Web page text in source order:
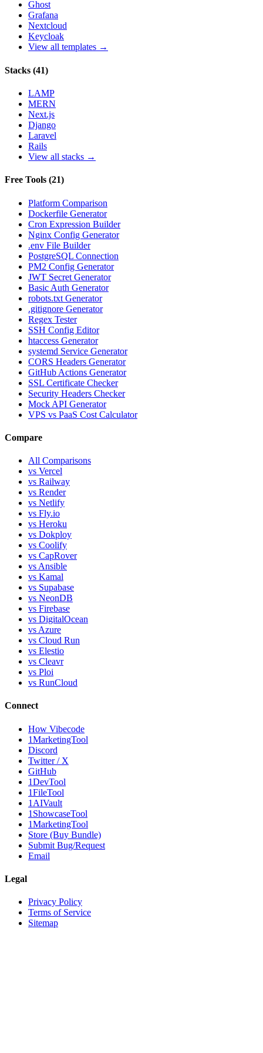
Ghost
Grafana
Nextcloud
Keycloak
View all templates →
Stacks (41)
LAMP
MERN
Next.js
Django
Laravel
Rails
View all stacks →
Free Tools (21)
Platform Comparison
Dockerfile Generator
Cron Expression Builder
Nginx Config Generator
.env File Builder
PostgreSQL Connection
PM2 Config Generator
JWT Secret Generator
Basic Auth Generator
robots.txt Generator
.gitignore Generator
Regex Tester
SSH Config Editor
htaccess Generator
systemd Service Generator
CORS Headers Generator
GitHub Actions Generator
SSL Certificate Checker
Security Headers Checker
Mock API Generator
VPS vs PaaS Cost Calculator
Compare
All Comparisons
vs Vercel
vs Railway
vs Render
vs Netlify
vs Fly.io
vs Heroku
vs Dokploy
vs Coolify
vs CapRover
vs Ansible
vs Kamal
vs Supabase
vs NeonDB
vs Firebase
vs DigitalOcean
vs Azure
vs Cloud Run
vs Elestio
vs Cleavr
vs Ploi
vs RunCloud
Connect
How Vibecode
1MarketingTool
Discord
Twitter / X
GitHub
1DevTool
1FileTool
1AIVault
1ShowcaseTool
1MarketingTool
Store (Buy Bundle)
Submit Bug/Request
Email
Legal
Privacy Policy
Terms of Service
Sitemap